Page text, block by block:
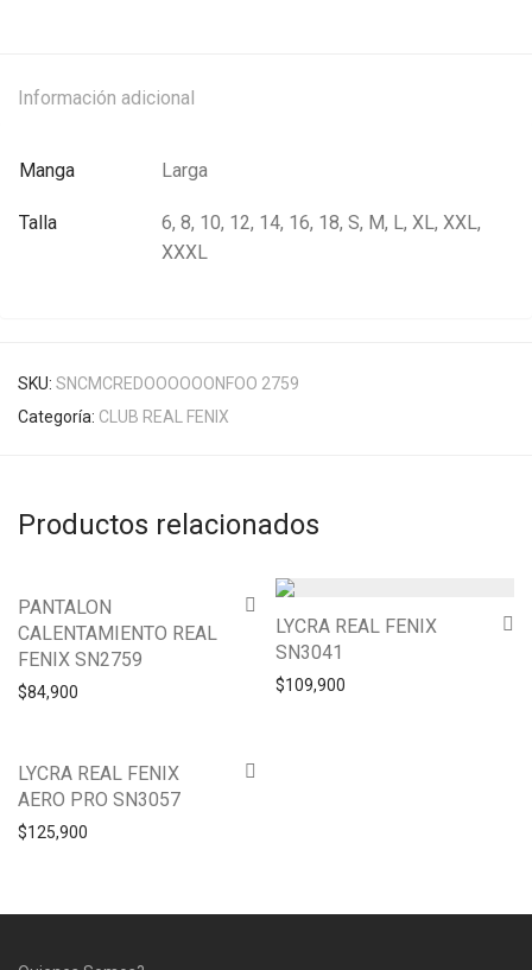
Información adicional
Manga Larga
Talla
6, 8, 10, 12, 14, 16, 18, S, M, L, XL, XXL,
XXXL
SKU: SNCMCREDOOOOOONFOO 2759
Categoría: CLUB REAL FENIX
Productos relacionados
PANTALON
CALENTAMIENTO REAL
FENIX SN2759
$84,900
LYCRA REAL FENIX
SN3041
$109,900
LYCRA REAL FENIX
AERO PRO SN3057
$125,900